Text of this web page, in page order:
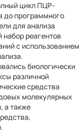
цикл ПЦР-
до программного
для анализа
реагентов
с использованием
биологически
различной
средства
молекулярных
а также